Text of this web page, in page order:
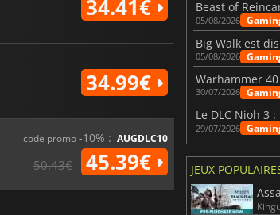
34.41€
34.99€
code promo-10% : AUGDLC10
50.43€ 45.39€
05/08/2026
05/08/2026
30/07/2026
29/07/2026
JEUX